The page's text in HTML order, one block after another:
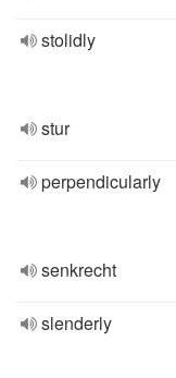
stolidly
stur
perpendicularly
senkrecht
slenderly